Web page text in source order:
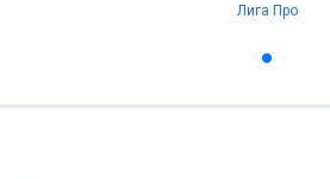
Лига Про